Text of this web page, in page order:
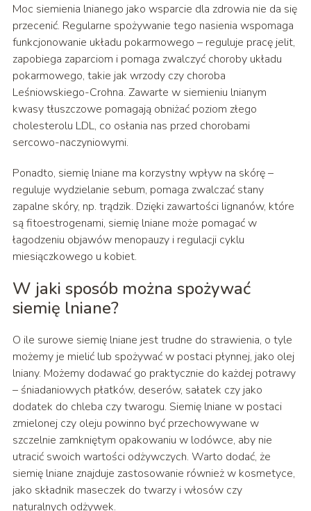
Moc siemienia lnianego jako wsparcie dla zdrowia nie da się
przecenić. Regularne spożywanie tego nasienia wspomaga
funkcjonowanie układu pokarmowego – reguluje pracę jelit,
zapobiega zaparciom i pomaga zwalczyć choroby układu
pokarmowego, takie jak wrzody czy choroba
Leśniowskiego-Crohna. Zawarte w siemieniu lnianym
kwasy tłuszczowe pomagają obniżać poziom złego
cholesterolu LDL, co osłania nas przed chorobami
sercowo-naczyniowymi.
Ponadto, siemię lniane ma korzystny wpływ na skórę –
reguluje wydzielanie sebum, pomaga zwalczać stany
zapalne skóry, np. trądzik. Dzięki zawartości lignanów, które
są fitoestrogenami, siemię lniane może pomagać w
łagodzeniu objawów menopauzy i regulacji cyklu
miesiączkowego u kobiet.
W jaki sposób można spożywać
siemię lniane?
O ile surowe siemię lniane jest trudne do strawienia, o tyle
możemy je mielić lub spożywać w postaci płynnej, jako olej
lniany. Możemy dodawać go praktycznie do każdej potrawy
– śniadaniowych płatków, deserów, sałatek czy jako
dodatek do chleba czy twarogu. Siemię lniane w postaci
zmielonej czy oleju powinno być przechowywane w
szczelnie zamkniętym opakowaniu w lodówce, aby nie
utracić swoich wartości odżywczych. Warto dodać, że
siemię lniane znajduje zastosowanie również w kosmetyce,
jako składnik maseczek do twarzy i włosów czy
naturalnych odżywek.